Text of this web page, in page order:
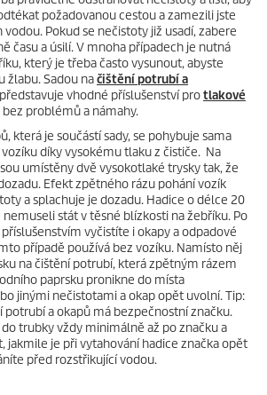
požadovanou cestou a zamezili jste
Pokud se nečistoty již usadí, zabere
času a úsilí. V mnoha případech je nutná
který je třeba často vysunout, abyste
žlabu. Sadou načištění potrubí a
vhodné příslušenství protlakové
problémů a námahy.
která je součástí sady, se pohybuje sama
díky vysokému tlaku z čističe. Na
umístěny dvě vysokotlaké trysky tak, že
Efekt zpětného rázu pohání vozík
a splachuje je dozadu. Hadice o délce 20
stát v těsné blízkosti na žebříku. Po
vyčistíte i okapy a odpadové
případě používá bez vozíku. Namísto něj
na čištění potrubí, která zpětným rázem
paprsku pronikne do místa
jinými nečistotami a okap opět uvolní. Tip:
potrubí a okapů má bezpečnostní značku.
trubky vždy minimálně až po značku a
jakmile je při vytahování hadice značka opět
před rozstřikující vodou.